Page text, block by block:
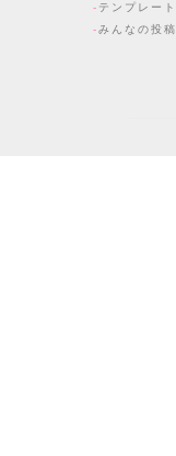
テンプレート
みんなの投稿